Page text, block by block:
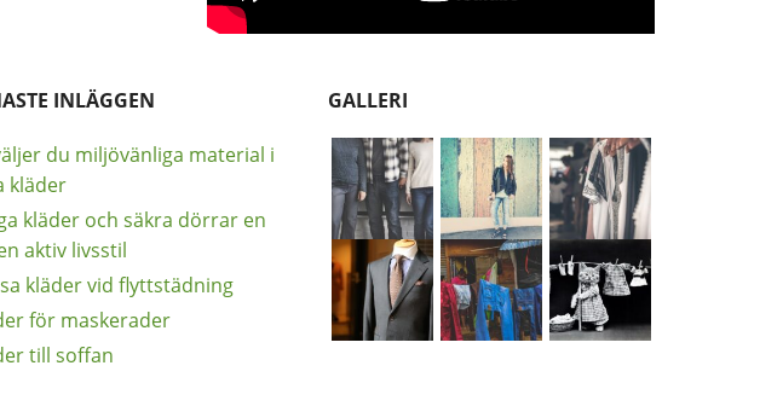
INLÄGGEN
du miljövänliga material i
kläder
kläder och säkra dörrar en
aktiv livsstil
kläder vid flyttstädning
för maskerader
till soffan
GALLERI